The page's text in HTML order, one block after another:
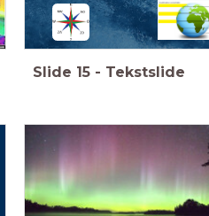
Slide 15 - Tekstslide